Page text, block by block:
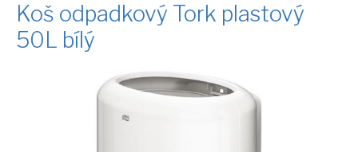
Koš odpadkový Tork plastový
50L bílý